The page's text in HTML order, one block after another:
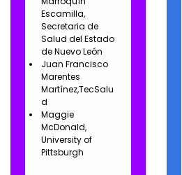
Escamilla,
Secretaria de
Salud del Estado
de Nuevo León
Juan Francisco
Marentes
Martínez,TecSalu
d
Maggie
McDonald,
University of
Pittsburgh